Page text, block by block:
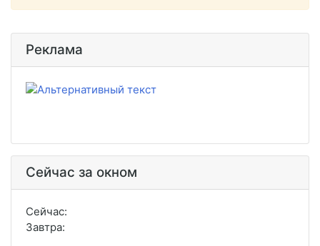
Реклама
Сейчас за окном
Сейчас:
Завтра: